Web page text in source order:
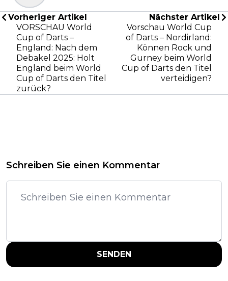
Vorheriger Artikel
VORSCHAU World
Cup of Darts –
England: Nach dem
Debakel 2025: Holt
England beim World
Cup of Darts den Titel
zurück?
Nächster Artikel
Vorschau World Cup
of Darts – Nordirland:
Können Rock und
Gurney beim World
Cup of Darts den Titel
verteidigen?
Schreiben Sie einen Kommentar
SENDEN